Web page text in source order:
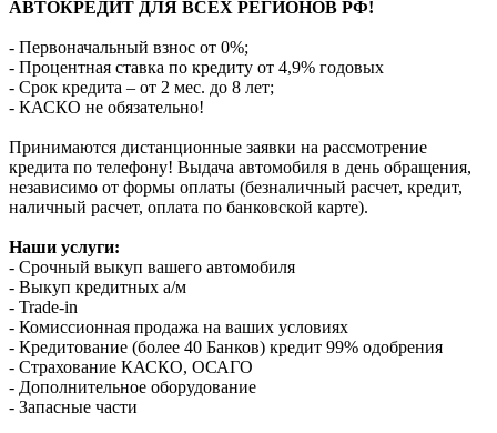
АВТОКРЕДИТ ДЛЯ ВСЕХ РЕГИОНОВ РФ!
- Первоначальный взнос от 0%;
- Процентная ставка по кредиту от 4,9% годовых
- Срок кредита – от 2 мес. до 8 лет;
- КАСКО не обязательно!
Принимаются дистанционные заявки на рассмотрение
кредита по телефону! Выдача автомобиля в день обращения,
независимо от формы оплаты (безналичный расчет, кредит,
наличный расчет, оплата по банковской карте).
Наши услуги:
- Срочный выкуп вашего автомобиля
- Выкуп кредитных а/м
- Trade-in
- Комиссионная продажа на ваших условиях
- Кредитование (более 40 Банков) кредит 99% одобрения
- Страхование КАСКО, ОСАГО
- Дополнительное оборудование
- Запасные части